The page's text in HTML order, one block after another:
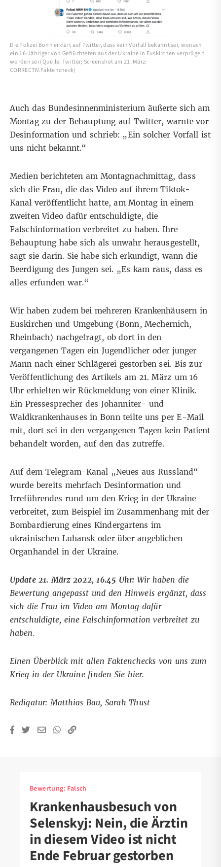
Die Polizei Bonn erklärt auf Twitter, dass kein Vorfall bekannt sei, wonach
ein 16-Jähriger von Geflüchteten aus der Ukraine in Euskirchen verprügelt
worden sei (Quelle: Twitter; Screenshot am 21. März:
CORRECTIV.Faktencheck)
Auch das Bundesinnenministerium äußerte sich am
Montag zu der Behauptung auf Twitter, warnte vor
Desinformation und schrieb: „Ein solcher Vorfall ist
uns nicht bekannt.“
Medien berichteten am Montagnachmittag, dass
sich die Frau, die das Video auf ihrem Tiktok-
Kanal veröffentlicht hatte, am Montag in einem
zweiten Videodafür entschuldigte, die
Falschinformation verbreitet zu haben. Ihre
Behauptung habe sich als unwahr herausgestellt,
sagt sie darin. Sie habe sich erkundigt, wann die
Beerdigung des Jungen sei. „Es kam raus, dass es
alles erfunden war.“
Wir haben zudem bei mehreren Krankenhäusern in
Euskirchen und Umgebung (Bonn, Mechernich,
Rheinbach) nachgefragt, ob dort in den
vergangenen Tagen ein Jugendlicher oder junger
Mann nach einer Schlägerei gestorben sei. Bis zur
Veröffentlichung des Artikels am 21. März um 16
Uhr erhielten wir Rückmeldung von einer Klinik.
Ein Pressesprecher des Johanniter- und
Waldkrankenhauses in Bonn teilte uns per E-Mail
mit, dort sei in den vergangenen Tagen kein Patient
behandelt worden, auf den das zutreffe.
Auf dem Telegram-Kanal „Neues aus Russland“
wurde bereits mehrfach Desinformation und
Irreführendes rund um den Krieg in der Ukraine
verbreitet, zum Beispiel im Zusammenhang mit der
Bombardierung eines Kindergartens im
ukrainischen Luhansk oder überangeblichen
Organhandel in der Ukraine.
Update 21. März 2022, 16.45 Uhr: Wir haben die
Bewertung angepasst und den Hinweis ergänzt, dass
sich die Frau im Video am Montag dafür
entschuldigte, eine Falschinformation verbreitet zu
haben.
Einen Überblick mit allen Faktenchecks von uns zum
Krieg in der Ukraine finden Sie hier.
Redigatur: Matthias Bau, Sarah Thust
Bewertung: Falsch
Krankenhausbesuch von
Selenskyj: Nein, die Ärztin
in diesem Video ist nicht
Ende Februar gestorben